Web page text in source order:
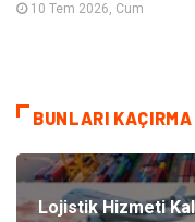
10 Tem 2026, Cum
BUNLARI KAÇIRMA
Lojistik Hizmeti